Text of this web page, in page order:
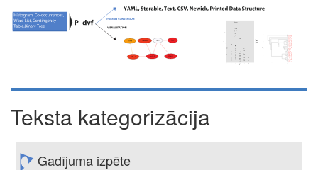
Teksta kategorizācija
Gadījuma izpēte